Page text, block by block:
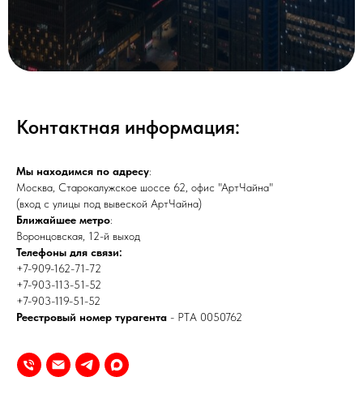
Контактная информация:
Мы находимся по адресу:
Москва, Старокалужское шоссе 62, офис "АртЧайна"
(вход с улицы под вывеской АртЧайна)
Ближайшее метро:
Воронцовская, 12-й выход
Телефоны для связи:
+7-909-162-71-72
+7-903-113-51-52
+7-903-119-51-52
Реестровый номер турагента - РТА 0050762